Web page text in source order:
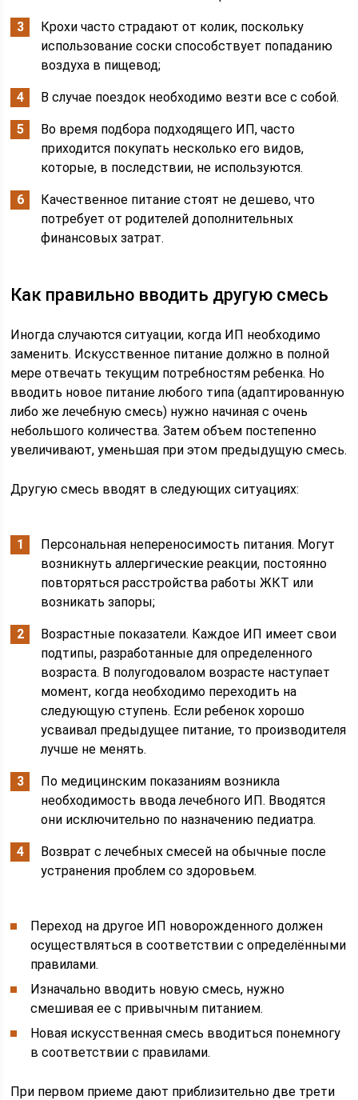
Крохи часто страдают от колик, поскольку
использование соски способствует попаданию
воздуха в пищевод;
В случае поездок необходимо везти все с собой.
Во время подбора подходящего ИП, часто
приходится покупать несколько его видов,
которые, в последствии, не используются.
Качественное питание стоят не дешево, что
потребует от родителей дополнительных
финансовых затрат.
Как правильно вводить другую смесь
Иногда случаются ситуации, когда ИП необходимо
заменить. Искусственное питание должно в полной
мере отвечать текущим потребностям ребенка. Но
вводить новое питание любого типа (адаптированную
либо же лечебную смесь) нужно начиная с очень
небольшого количества. Затем объем постепенно
увеличивают, уменьшая при этом предыдущую смесь.
Другую смесь вводят в следующих ситуациях:
Персональная непереносимость питания. Могут
возникнуть аллергические реакции, постоянно
повторяться расстройства работы ЖКТ или
возникать запоры;
Возрастные показатели. Каждое ИП имеет свои
подтипы, разработанные для определенного
возраста. В полугодовалом возрасте наступает
момент, когда необходимо переходить на
следующую ступень. Если ребенок хорошо
усваивал предыдущее питание, то производителя
лучше не менять.
По медицинским показаниям возникла
необходимость ввода лечебного ИП. Вводятся
они исключительно по назначению педиатра.
Возврат с лечебных смесей на обычные после
устранения проблем со здоровьем.
Переход на другое ИП новорожденного должен
осуществляться в соответствии с определёнными
правилами.
Изначально вводить новую смесь, нужно
смешивая ее с привычным питанием.
Новая искусственная смесь вводиться понемногу
в соответствии с правилами.
При первом приеме дают приблизительно две трети